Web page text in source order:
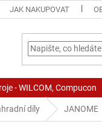
JAK NAKUPOVAT
- WILCOM, Compucon
díly JANOME